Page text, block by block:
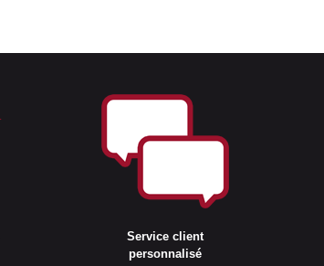
Service client
personnalisé